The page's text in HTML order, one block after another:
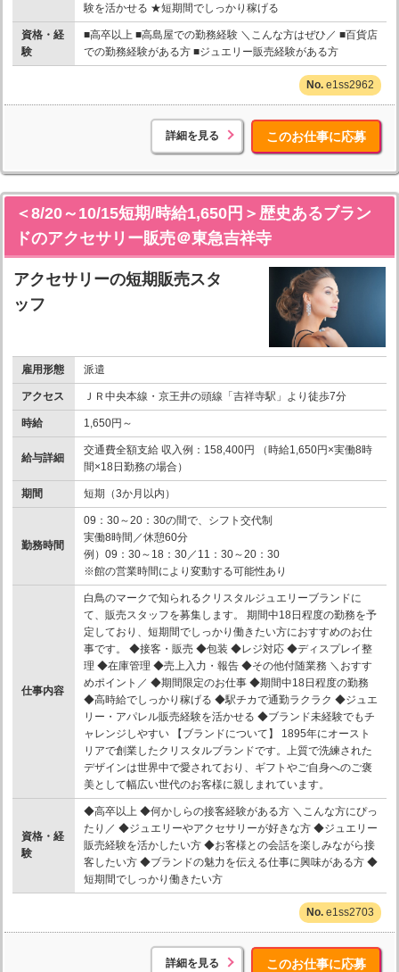
験を活かせる ★短期間でしっかり稼げる
資格・経
験
■高卒以上 ■高島屋での勤務経験 ＼こんな方はぜひ／ ■百貨店
での勤務経験がある方 ■ジュエリー販売経験がある方
e1ss2962
詳細を見る このお仕事に応募
＜8/20～10/15短期/時給1,650円＞歴史あるブラン
ドのアクセサリー販売＠東急吉祥寺
アクセサリーの短期販売スタ
ッフ
雇用形態 派遣
アクセス ＪＲ中央本線・京王井の頭線「吉祥寺駅」より徒歩7分
時給 1,650円～
給与詳細
交通費全額支給 収入例：158,400円 （時給1,650円×実働8時
間×18日勤務の場合）
期間 短期（3か月以内）
勤務時間
09：30～20：30の間で、シフト交代制
実働8時間／休憩60分
例）09：30～18：30／11：30～20：30
※館の営業時間により変動する可能性あり
仕事内容
白鳥のマークで知られるクリスタルジュエリーブランドに
て、販売スタッフを募集します。 期間中18日程度の勤務を予
定しており、短期間でしっかり働きたい方におすすめのお仕
事です。 ◆接客・販売 ◆包装 ◆レジ対応 ◆ディスプレイ整
理 ◆在庫管理 ◆売上入力・報告 ◆その他付随業務 ＼おすす
めポイント／ ◆期間限定のお仕事 ◆期間中18日程度の勤務
◆高時給でしっかり稼げる ◆駅チカで通勤ラクラク ◆ジュエ
リー・アパレル販売経験を活かせる ◆ブランド未経験でもチ
ャレンジしやすい 【ブランドについて】 1895年にオースト
リアで創業したクリスタルブランドです。上質で洗練された
デザインは世界中で愛されており、ギフトやご自身へのご褒
美として幅広い世代のお客様に親しまれています。
資格・経
験
◆高卒以上 ◆何かしらの接客経験がある方 ＼こんな方にぴっ
たり／ ◆ジュエリーやアクセサリーが好きな方 ◆ジュエリー
販売経験を活かしたい方 ◆お客様との会話を楽しみながら接
客したい方 ◆ブランドの魅力を伝える仕事に興味がある方 ◆
短期間でしっかり働きたい方
e1ss2703
詳細を見る このお仕事に応募